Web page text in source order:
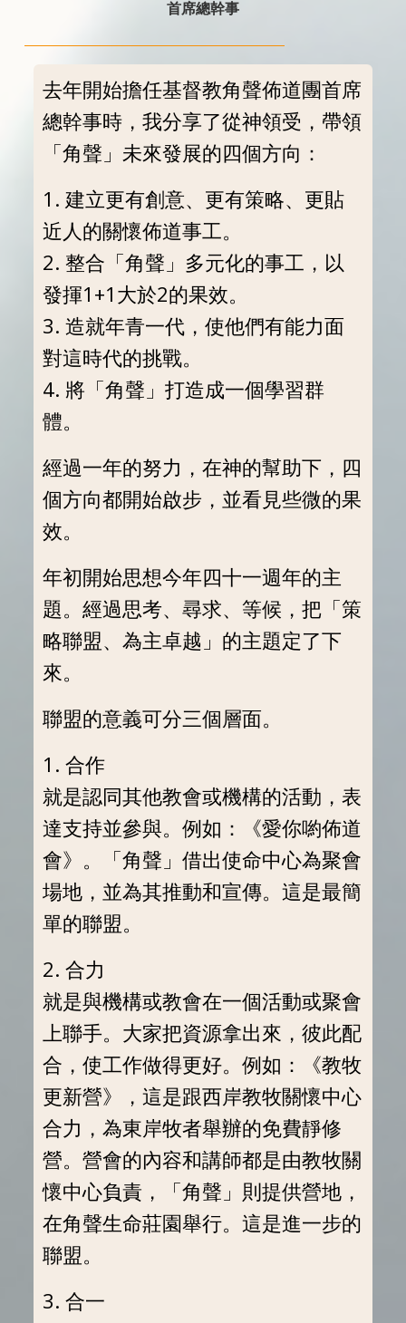
首席總幹事
去年開始擔任基督教角聲佈道團首席
總幹事時，我分享了從神領受，帶領
「角聲」未來發展的四個方向：
1. 建立更有創意、更有策略、更貼
近人的關懷佈道事工。
2. 整合「角聲」多元化的事工，以
發揮1+1大於2的果效。
3. 造就年青一代，使他們有能力面
對這時代的挑戰。
4. 將「角聲」打造成一個學習群
體。
經過一年的努力，在神的幫助下，四
個方向都開始啟步，並看見些微的果
效。
年初開始思想今年四十一週年的主
題。經過思考、尋求、等候，把「策
略聯盟、為主卓越」的主題定了下
來。
聯盟的意義可分三個層面。
1. 合作
就是認同其他教會或機構的活動，表
達支持並參與。例如：《愛你喲佈道
會》。「角聲」借出使命中心為聚會
場地，並為其推動和宣傳。這是最簡
單的聯盟。
2. 合力
就是與機構或教會在一個活動或聚會
上聯手。大家把資源拿出來，彼此配
合，使工作做得更好。例如：《教牧
更新營》，這是跟西岸教牧關懷中心
合力，為東岸牧者舉辦的免費靜修
營。營會的內容和講師都是由教牧關
懷中心負責，「角聲」則提供營地，
在角聲生命莊園舉行。這是進一步的
聯盟。
3. 合一